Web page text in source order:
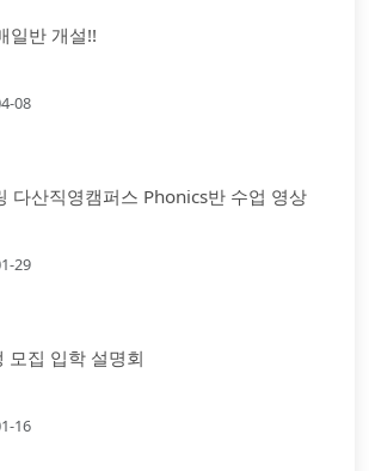
일반 개설!!
08
다산직영캠퍼스 Phonics반 수업 영상
29
모집 입학 설명회
16